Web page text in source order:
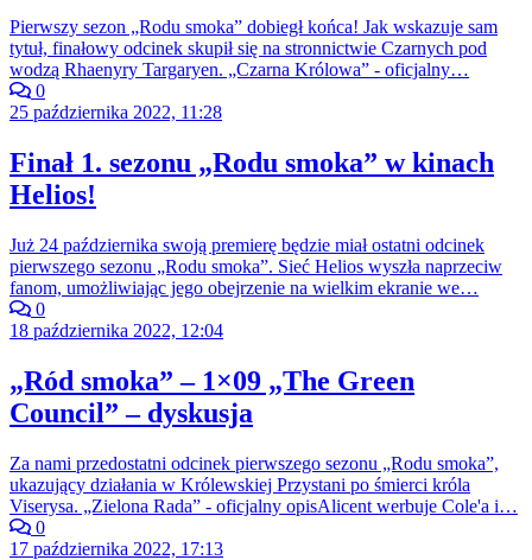
Pierwszy sezon „Rodu smoka” dobiegł końca! Jak wskazuje sam
tytuł, finałowy odcinek skupił się na stronnictwie Czarnych pod
wodzą Rhaenyry Targaryen. „Czarna Królowa” - oficjalny…
0
25 października 2022, 11:28
Finał 1. sezonu „Rodu smoka” w kinach
Helios!
Już 24 października swoją premierę będzie miał ostatni odcinek
pierwszego sezonu „Rodu smoka”. Sieć Helios wyszła naprzeciw
fanom, umożliwiając jego obejrzenie na wielkim ekranie we…
0
18 października 2022, 12:04
„Ród smoka” – 1×09 „The Green
Council” – dyskusja
Za nami przedostatni odcinek pierwszego sezonu „Rodu smoka”,
ukazujący działania w Królewskiej Przystani po śmierci króla
Viserysa. „Zielona Rada” - oficjalny opisAlicent werbuje Cole'a i…
0
17 października 2022, 17:13